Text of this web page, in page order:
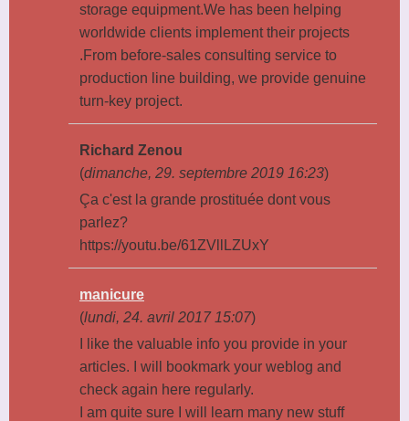
storage equipment.We has been helping
worldwide clients implement their projects
.From before-sales consulting service to
production line building, we provide genuine
turn-key project.
Richard Zenou
(dimanche, 29. septembre 2019 16:23)
Ça c'est la grande prostituée dont vous
parlez?
https://youtu.be/61ZVllLZUxY
manicure
(lundi, 24. avril 2017 15:07)
I like the valuable info you provide in your
articles. I will bookmark your weblog and
check again here regularly.
I am quite sure I will learn many new stuff